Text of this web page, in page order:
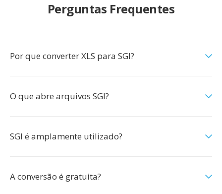
Perguntas Frequentes
Por que converter XLS para SGI?
O que abre arquivos SGI?
SGI é amplamente utilizado?
A conversão é gratuita?